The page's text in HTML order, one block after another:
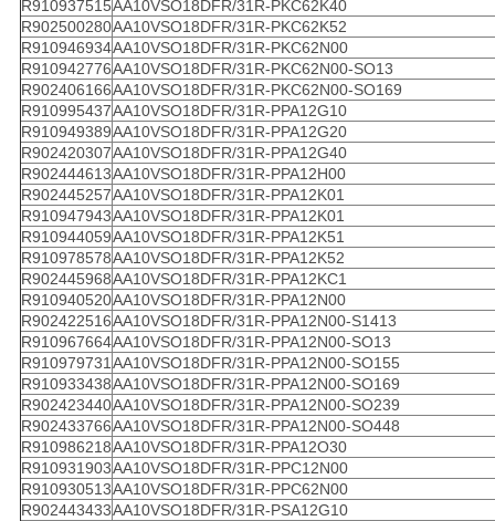
R910937515AA10VSO18DFR/31R-PKC62K40
R902500280AA10VSO18DFR/31R-PKC62K52
R910946934AA10VSO18DFR/31R-PKC62N00
R910942776AA10VSO18DFR/31R-PKC62N00-SO13
R902406166AA10VSO18DFR/31R-PKC62N00-SO169
R910995437AA10VSO18DFR/31R-PPA12G10
R910949389AA10VSO18DFR/31R-PPA12G20
R902420307AA10VSO18DFR/31R-PPA12G40
R902444613AA10VSO18DFR/31R-PPA12H00
R902445257AA10VSO18DFR/31R-PPA12K01
R910947943AA10VSO18DFR/31R-PPA12K01
R910944059AA10VSO18DFR/31R-PPA12K51
R910978578AA10VSO18DFR/31R-PPA12K52
R902445968AA10VSO18DFR/31R-PPA12KC1
R910940520AA10VSO18DFR/31R-PPA12N00
R902422516AA10VSO18DFR/31R-PPA12N00-S1413
R910967664AA10VSO18DFR/31R-PPA12N00-SO13
R910979731AA10VSO18DFR/31R-PPA12N00-SO155
R910933438AA10VSO18DFR/31R-PPA12N00-SO169
R902423440AA10VSO18DFR/31R-PPA12N00-SO239
R902433766AA10VSO18DFR/31R-PPA12N00-SO448
R910986218AA10VSO18DFR/31R-PPA12O30
R910931903AA10VSO18DFR/31R-PPC12N00
R910930513AA10VSO18DFR/31R-PPC62N00
R902443433AA10VSO18DFR/31R-PSA12G10